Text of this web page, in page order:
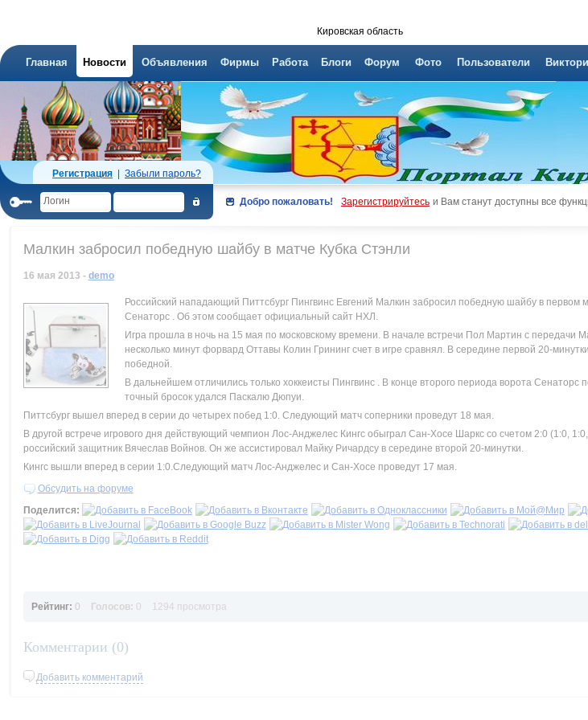
Кировская область
Главная Новости Объявления Фирмы Работа Блоги Форум Фото Пользователи
Регистрация Забыли пароль?
Добро пожаловать! Зарегистрируйтесь и Вам станут доступны все
Малкин забросил победную шайбу в матче Кубка Стэнли
16 мая 2013 - demo
Российский нападающий Питтсбург Пингвинс Евгений Малкин забросил победную шайбу в первом
Сенаторс . Об этом сообщает официальный сайт НХЛ.
Игра прошла в ночь на 15 мая по московскому времени. В начале встречи Пол Мартин с передачи
несколько минут форвард Оттавы Колин Грининг счет в игре сравнял. В середине первой 20-
победной.
В дальнейшем отличились только хоккеисты Пингвинс . В конце второго периода ворота Сенаторс
точный бросок удался Паскалю Дюпуи.
Питтсбург вышел вперед в серии до четырех побед 1:0. Следующий матч соперники проведут 18 мая.
В другой встрече игрового дня действующий чемпион Лос-Анджелес Кингс обыграл Сан-Хосе Шаркс со счетом 2:0 (1:0,
российский защитник Вячеслав Войнов. Он же ассистировал Майку Ричардсу в середине второй 20-минутки.
Кингс вышли вперед в серии 1:0.Следующий матч Лос-Анджелес и Сан-Хосе проведут 17 мая.
Обсудить на форуме
Поделится:
Рейтинг: 0 Голосов: 0 1294 просмотра
Комментарии (0)
Добавить комментарий